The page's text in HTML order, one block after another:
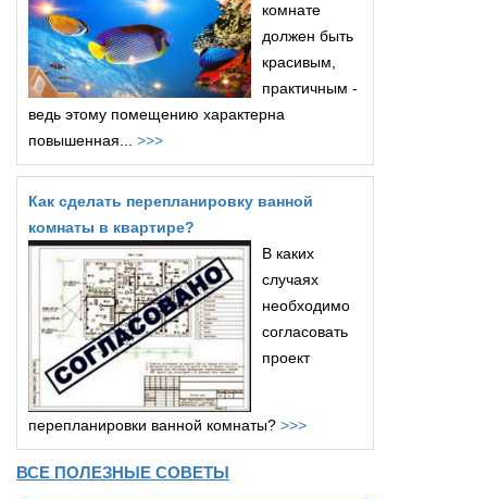
комнате
должен быть
красивым,
практичным -
ведь этому помещению характерна
повышенная... >>>
Как сделать перепланировку ванной
комнаты в квартире?
В каких
случаях
необходимо
согласовать
проект
перепланировки ванной комнаты? >>>
ВСЕ ПОЛЕЗНЫЕ СОВЕТЫ